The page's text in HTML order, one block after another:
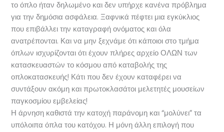
το όπλο ήταν δηλωμένο και δεν υπήρχε κανένα πρόβλημα
για την δημόσια ασφάλεια. Ξαφνικά πέφτει μια εγκύκλιος
που επιβάλλει την καταγραφή ονόματος και όλα
ανατρέπονται. Και να μην ξεχνάμε ότι κάποιοι στο τμήμα
όπλων ισχυρίζονται ότι έχουν πλήρες αρχείο ΟΛΩΝ των
κατασκευαστών το κόσμου από καταβολής της
οπλοκατασκευής! Κάτι που δεν έχουν καταφέρει να
συντάξουν ακόμη και πρωτοκλασάτοι μελετητές μουσείων
παγκοσμίου εμβελείας!
Η άρνηση καθιστά την κατοχή παράνομη και “μολύνει” τα
υπόλοιπα όπλα του κατόχου. Η μόνη άλλη επιλογή που